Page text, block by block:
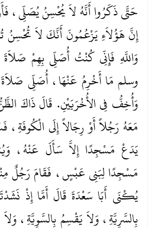
حَتَّى ذَكَرُوا أَنَّهُ لاَ يُحْسِنُ يُصَلِّي،
إِنَّ هَؤُلاَءِ يَزْعُمُونَ أَنَّكَ لاَ تُحْسِنُ
وَاللَّهِ فَإِنِّي كُنْتُ أُصَلِّي بِهِمْ
وسلم مَا أَخْرِمُ عَنْهَا، أُصَلِّي صَلاَةَ
وَأُخِفُّ فِي الأُخْرَيَيْنِ‏.‏ قَالَ ذَاكَ
مَعَهُ رَجُلاً أَوْ رِجَالاً إِلَى
يَدَعْ مَسْجِدًا إِلاَّ سَأَلَ عَنْهُ،
مَسْجِدًا لِبَنِي عَبْسٍ، فَقَامَ رَجُلٌ
يُكْنَى أَبَا سَعْدَةَ قَالَ أَمَّا إِذْ
بِالسَّرِيَّةِ، وَلاَ يَقْسِمُ بِالسَّوِيَّةِ،